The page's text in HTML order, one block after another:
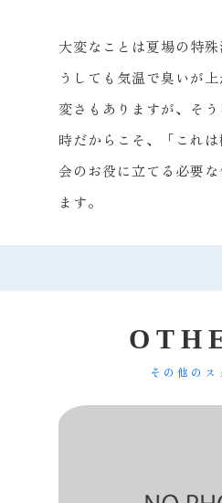
大変なことは夏場の特
うしても気温で臭いが
変さもありますが、そ
時だからこそ、「これ
会のお役に立てる必要
ます。
O T H
その他のス